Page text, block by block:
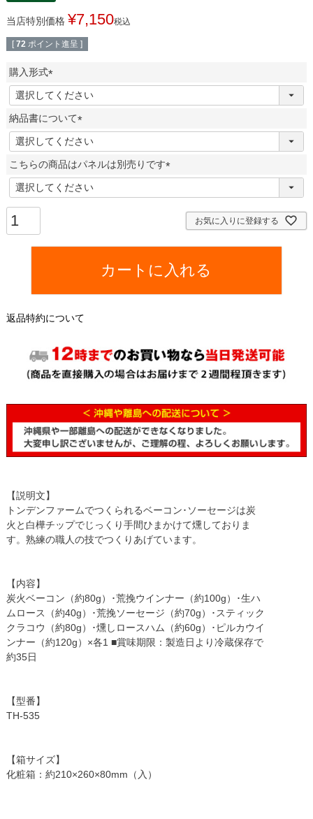
当店特別価格 ¥7,150税込
[ 72 ポイント進呈 ]
購入形式
(
必
須
)
納品書について
(
必
須
)
こちらの商品はパネルは別売りです
必
お気に入りに登録する
カートに入れる
返品特約について
【説明文】
トンデンファームでつくられるベーコン･ソーセージは炭
火と白樺チップでじっくり手間ひまかけて燻しておりま
す。熟練の職人の技でつくりあげています。
【内容】
炭火ベーコン（約80g）･荒挽ウインナー（約100g）･生ハ
ムロース（約40g）･荒挽ソーセージ（約70g）･スティック
クラコウ（約80g）･燻しロースハム（約60g）･ピルカウイ
ンナー（約120g）×各1 ■賞味期限：製造日より冷蔵保存で
約35日
【型番】
TH-535
【箱サイズ】
化粧箱：約210×260×80mm（入）